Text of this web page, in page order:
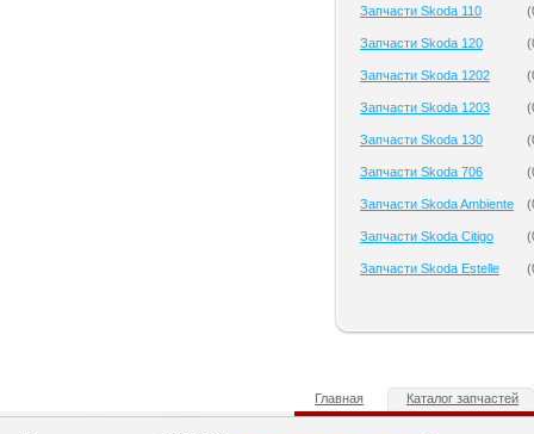
Запчасти Skoda 110 (
Запчасти Skoda 120 (
Запчасти Skoda 1202 (
Запчасти Skoda 1203 (
Запчасти Skoda 130 (
Запчасти Skoda 706 (
Запчасти Skoda Ambiente (
Запчасти Skoda Citigo (
Запчасти Skoda Estelle (
Главная Каталог запчастей